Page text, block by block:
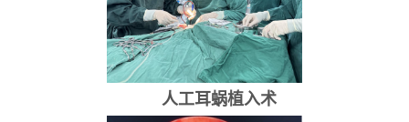
人工耳蜗植入术